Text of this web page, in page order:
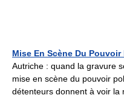
Mise En Scène Du
Autriche : quand la gravure
mise en scène du pouvoir
détenteurs donnent à voir la